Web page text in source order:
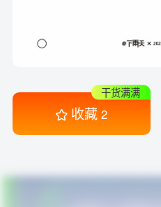
收藏 2
干货满满